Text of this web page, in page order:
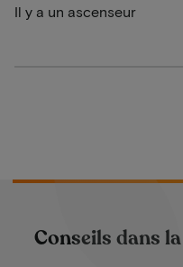
Il y a un ascenseur
Conseils dans